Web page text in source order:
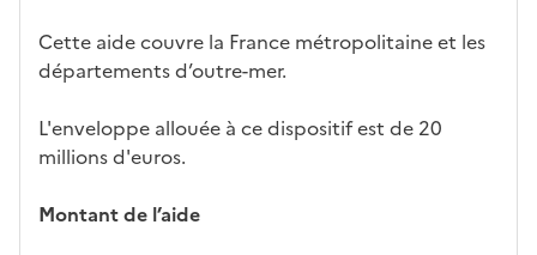
Cette aide couvre la France métropolitaine et les
départements d’outre-mer.
L'enveloppe allouée à ce dispositif est de 20
millions d'euros.
Montant de l’aide